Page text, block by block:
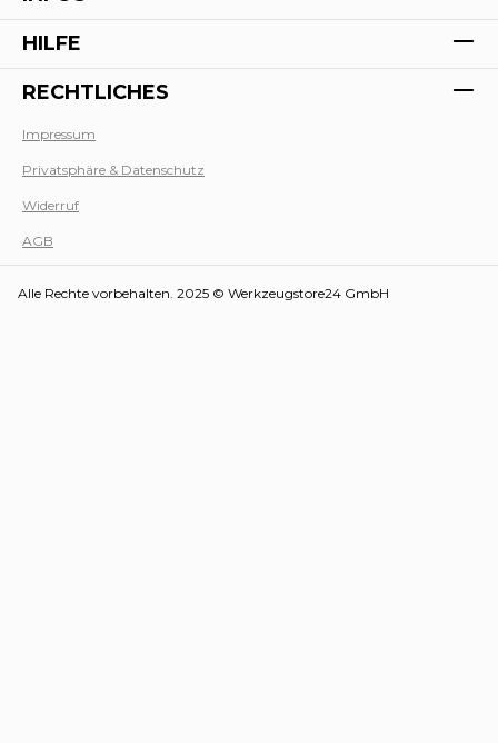
HILFE
RECHTLICHES
Impressum
Privatsphäre & Datenschutz
Widerruf
AGB
Alle Rechte vorbehalten. 2025 © Werkzeugstore24 GmbH